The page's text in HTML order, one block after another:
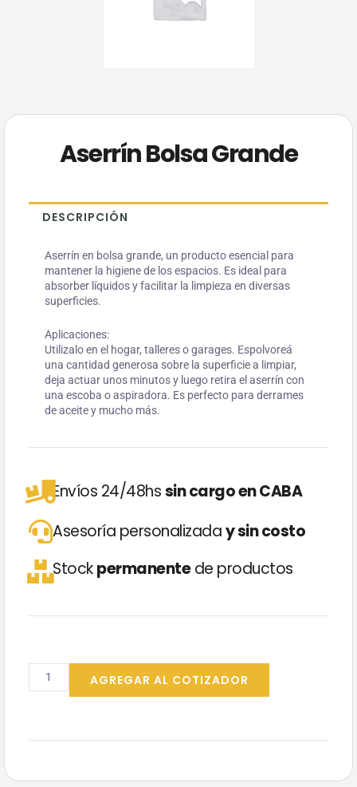
Aserrín Bolsa Grande
DESCRIPCIÓN
Aserrín en bolsa grande, un producto esencial para
mantener la higiene de los espacios. Es ideal para
absorber líquidos y facilitar la limpieza en diversas
superficies.
Aplicaciones:
Utilizalo en el hogar, talleres o garages. Espolvoreá
una cantidad generosa sobre la superficie a limpiar,
deja actuar unos minutos y luego retira el aserrín con
una escoba o aspiradora. Es perfecto para derrames
de aceite y mucho más.
Envíos 24/48hssin cargo en CABA
Asesoría personalizaday sin costo
Stockpermanentede productos
Bolsa
Grande
AGREGAR AL COTIZADOR